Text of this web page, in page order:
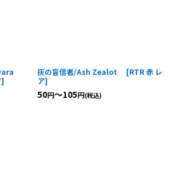
]
灰の盲信者/Ash Zealot [RTR 赤 レ
ア]
50円～105円(税込)